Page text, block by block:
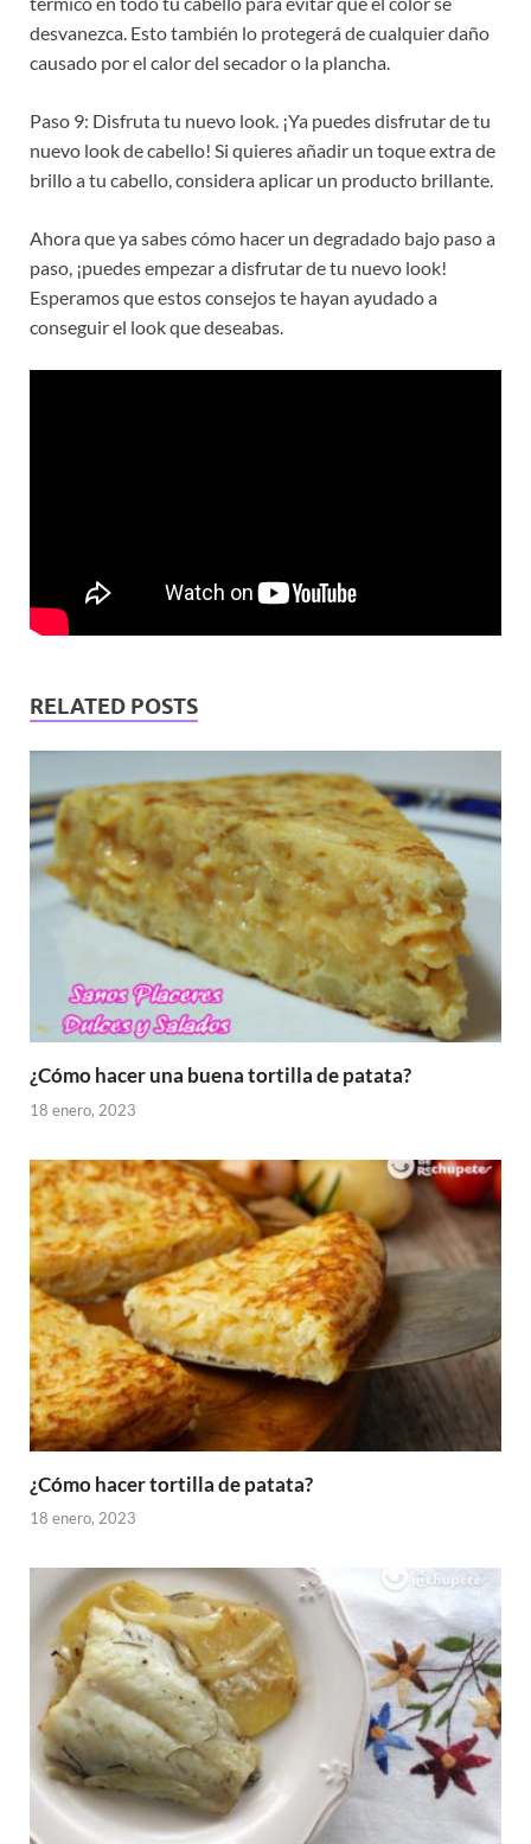
desvanezca. Esto también lo protegerá de cualquier daño
causado por el calor del secador o la plancha.
Paso 9: Disfruta tu nuevo look. ¡Ya puedes disfrutar de tu
nuevo look de cabello! Si quieres añadir un toque extra de
brillo a tu cabello, considera aplicar un producto brillante.
Ahora que ya sabes cómo hacer un degradado bajo paso a
paso, ¡puedes empezar a disfrutar de tu nuevo look!
Esperamos que estos consejos te hayan ayudado a
conseguir el look que deseabas.
RELATED POSTS
¿Cómo hacer una buena tortilla de patata?
18 enero, 2023
¿Cómo hacer tortilla de patata?
18 enero, 2023